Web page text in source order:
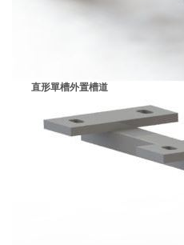
直形單槽外置槽道